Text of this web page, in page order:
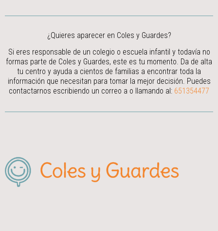
¿Quieres aparecer en Coles y Guardes?
Si eres responsable de un colegio o escuela infantil y todavía no
formas parte de Coles y Guardes, este es tu momento. Da de alta
tu centro y ayuda a cientos de familias a encontrar toda la
información que necesitan para tomar la mejor decisión. Puedes
contactarnos escribiendo un correo a o llamando al: 651354477